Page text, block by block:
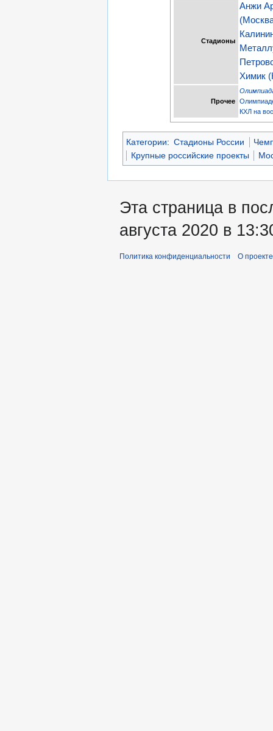
Стадионы
Анжи
Химик
Прочее
КХЛ на
Категории: Стадионы России
Крупные российские проекты
Эта страница в
августа 2020 в
Политика конфиденциальности О проекте